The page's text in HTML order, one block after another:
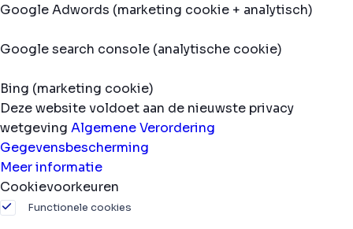
Google Adwords (marketing cookie + analytisch)
Google search console (analytische cookie)
Bing (marketing cookie)
Deze website voldoet aan de nieuwste privacy
wetgeving Algemene Verordering
Gegevensbescherming
Meer informatie
Cookievoorkeuren
Functionele cookies